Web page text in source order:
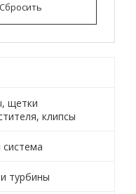
Сбросить
щетки
клипсы
турбины